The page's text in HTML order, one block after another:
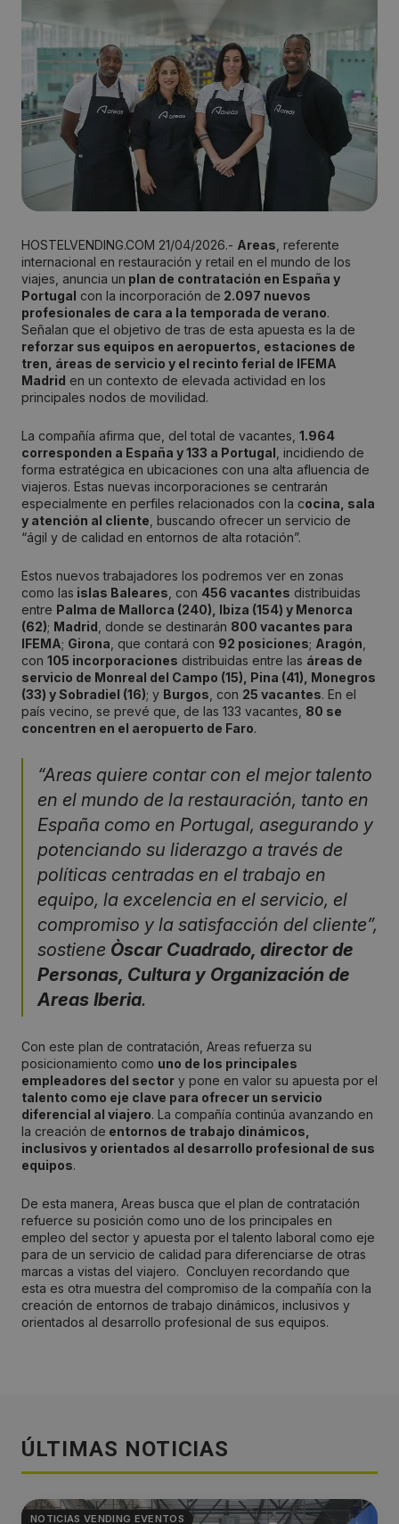
HOSTELVENDING.COM 21/04/2026.- Areas , referente
internacional en restauración y retail en el mundo de los
viajes, anuncia un plan de contratación en España y
Portugal con la incorporación de 2.097 nuevos
profesionales de cara a la temporada de verano.
Señalan que el objetivo de tras de esta apuesta es la de
reforzar sus equipos en aeropuertos, estaciones de
tren, áreas de servicio y el recinto ferial de IFEMA
Madrid en un contexto de elevada actividad en los
principales nodos de movilidad.
La compañía afirma que, del total de vacantes, 1.964
corresponden a España y 133 a Portugal , incidiendo de
forma estratégica en ubicaciones con una alta afluencia de
viajeros. Estas nuevas incorporaciones se centrarán
especialmente en perfiles relacionados con la cocina, sala
y atención al cliente , buscando ofrecer un servicio de
“ágil y de calidad en entornos de alta rotación”.
Estos nuevos trabajadores los podremos ver en zonas
como las islas Baleares , con 456 vacantes distribuidas
entre Palma de Mallorca (240), Ibiza (154) y Menorca
(62); Madrid , donde se destinarán 800 vacantes para
IFEMA; Girona , que contará con 92 posiciones; Aragón
con 105 incorporaciones distribuidas entre las áreas de
servicio de Monreal del Campo (15), Pina (41), Monegros
(33) y Sobradiel (16); y Burgos , con 25 vacantes. En el
país vecino, se prevé que, de las 133 vacantes, 80 se
concentren en el aeropuerto de Faro.
“Areas quiere contar con el mejor talento
en el mundo de la restauración, tanto en
España como en Portugal, asegurando y
potenciando su liderazgo a través de
políticas centradas en el trabajo en
equipo, la excelencia en el servicio, el
compromiso y la satisfacción del cliente”,
sostiene Òscar Cuadrado, director de
Personas, Cultura y Organización de
Areas Iberia.
Con este plan de contratación, Areas refuerza su
posicionamiento como uno de los principales
empleadores del sector y pone en valor su apuesta por el
talento como eje clave para ofrecer un servicio
diferencial al viajero. La compañía continúa avanzando en
la creación de entornos de trabajo dinámicos,
inclusivos y orientados al desarrollo profesional de sus
equipos.
De esta manera, Areas busca que el plan de contratación
refuerce su posición como uno de los principales en
empleo del sector y apuesta por el talento laboral como eje
para de un servicio de calidad para diferenciarse de otras
marcas a vistas del viajero. Concluyen recordando que
esta es otra muestra del compromiso de la compañía con la
creación de entornos de trabajo dinámicos, inclusivos y
orientados al desarrollo profesional de sus equipos.
ÚLTIMAS NOTICIAS
NOTICIAS VENDING EVENTOS